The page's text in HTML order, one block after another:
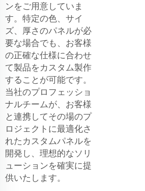
ンをご用意していま
す。特定の色、サイ
ズ、厚さのパネルが必
要な場合でも、お客様
の正確な仕様に合わせ
て製品をカスタム製作
することが可能です。
当社のプロフェッショ
ナルチームが、お客様
と連携してその場のプ
ロジェクトに最適化さ
れたカスタムパネルを
開発し、理想的なソリ
ューションを確実に提
供いたします。